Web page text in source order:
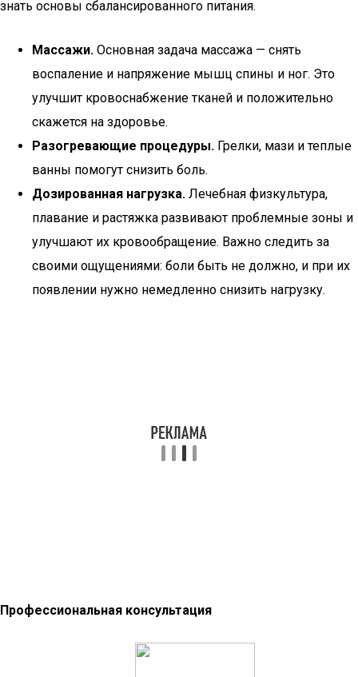
знать основы сбалансированного питания.
Массажи. Основная задача массажа — снять
воспаление и напряжение мышц спины и ног. Это
улучшит кровоснабжение тканей и положительно
скажется на здоровье.
Разогревающие процедуры. Грелки, мази и теплые
ванны помогут снизить боль.
Дозированная нагрузка. Лечебная физкультура,
плавание и растяжка развивают проблемные зоны и
улучшают их кровообращение. Важно следить за
своими ощущениями: боли быть не должно, и при их
появлении нужно немедленно снизить нагрузку.
Профессиональная консультация